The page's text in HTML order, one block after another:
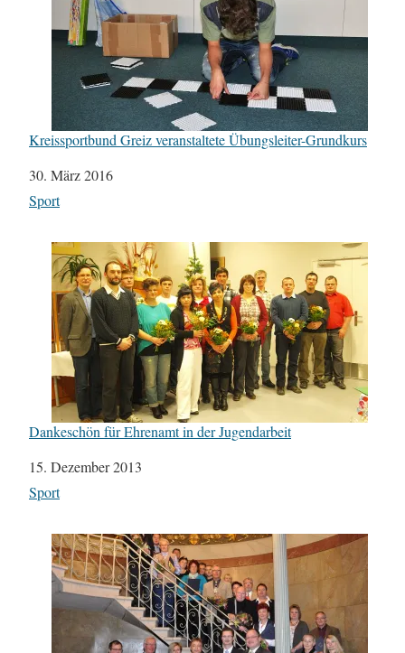
Kreissportbund Greiz veranstaltete Übungsleiter-Grundkurs
Datum
30. März 2016
In Bezug auf
Sport
Dankeschön für Ehrenamt in der Jugendarbeit
Datum
15. Dezember 2013
In Bezug auf
Sport